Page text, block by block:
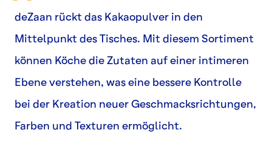
deZaan rückt das Kakaopulver in den
Mittelpunkt des Tisches. Mit diesem Sortiment
können Köche die Zutaten auf einer intimeren
Ebene verstehen, was eine bessere Kontrolle
bei der Kreation neuer Geschmacksrichtungen,
Farben und Texturen ermöglicht.